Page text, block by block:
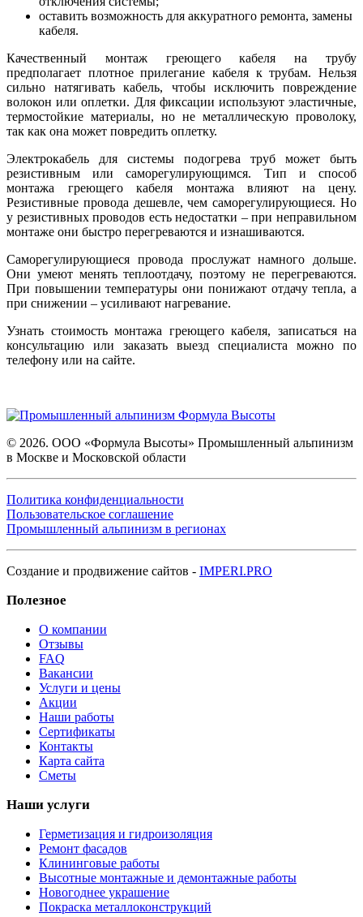
оставить возможность для аккуратного ремонта, замены
кабеля.
Качественный монтаж греющего кабеля на трубу
предполагает плотное прилегание кабеля к трубам. Нельзя
сильно натягивать кабель, чтобы исключить повреждение
волокон или оплетки. Для фиксации используют эластичные,
термостойкие материалы, но не металлическую проволоку,
так как она может повредить оплетку.
Электрокабель для системы подогрева труб может быть
резистивным или саморегулирующимся. Тип и способ
монтажа греющего кабеля монтажа влияют на цену.
Резистивные провода дешевле, чем саморегулирующиеся. Но
у резистивных проводов есть недостатки – при неправильном
монтаже они быстро перегреваются и изнашиваются.
Саморегулирующиеся провода прослужат намного дольше.
Они умеют менять теплоотдачу, поэтому не перегреваются.
При повышении температуры они понижают отдачу тепла, а
при снижении – усиливают нагревание.
Узнать стоимость монтажа греющего кабеля, записаться на
консультацию или заказать выезд специалиста можно по
телефону или на сайте.
© 2026. ООО «Формула Высоты» Промышленный альпинизм
в Москве и Московской области
Политика конфиденциальности
Пользовательское соглашение
Промышленный альпинизм в регионах
Создание и продвижение сайтов - IMPERI.PRO
Полезное
О компании
Отзывы
FAQ
Вакансии
Услуги и цены
Акции
Наши работы
Сертификаты
Контакты
Карта сайта
Сметы
Наши услуги
Герметизация и гидроизоляция
Ремонт фасадов
Клининговые работы
Высотные монтажные и демонтажные работы
Новогоднее украшение
Покраска металлоконструкций